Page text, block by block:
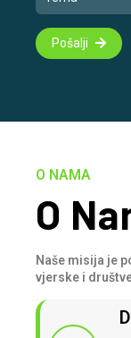
Pošalji
O NAMA
O
Naše misija je
vjerske i